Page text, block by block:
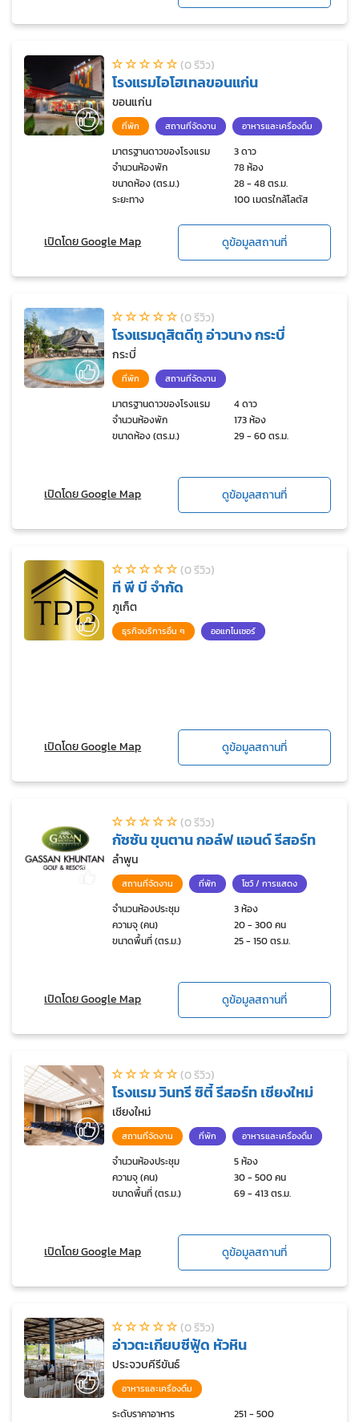
(0 รีวิว)
โรงแรมไอโฮเทลขอนแก่น
ขอนแก่น
ที่พัก สถานที่จัดงาน อาหารและเครื่องดื่ม
มาตรฐานดาวของโรงแรม
3 ดาว
จำนวนห้องพัก
78 ห้อง
ขนาดห้อง (ตร.ม.)
28 - 48 ตร.ม.
ระยะทาง
100 เมตรใกล้โลตัส
เปิดโดย Google Map ดูข้อมูลสถานที่
(0 รีวิว)
โรงแรมดุสิตดีทู อ่าวนาง กระบี่
กระบี่
ที่พัก สถานที่จัดงาน
มาตรฐานดาวของโรงแรม
4 ดาว
จำนวนห้องพัก
173 ห้อง
ขนาดห้อง (ตร.ม.)
29 - 60 ตร.ม.
เปิดโดย Google Map ดูข้อมูลสถานที่
(0 รีวิว)
ที พี บี จำกัด
ภูเก็ต
ธุรกิจบริการอื่น ๆ ออแกไนเซอร์
เปิดโดย Google Map ดูข้อมูลสถานที่
(0 รีวิว)
กัซซัน ขุนตาน กอล์ฟ แอนด์ รีสอร์ท
ลำพูน
สถานที่จัดงาน ที่พัก โชว์ / การแสดง
จำนวนห้องประชุม
3 ห้อง
ความจุ (คน)
20 - 300 คน
ขนาดพื้นที่ (ตร.ม.)
25 - 150 ตร.ม.
เปิดโดย Google Map ดูข้อมูลสถานที่
(0 รีวิว)
โรงแรม วินทรี ซิตี้ รีสอร์ท เชียงใหม่
เชียงใหม่
สถานที่จัดงาน ที่พัก อาหารและเครื่องดื่ม
จำนวนห้องประชุม
5 ห้อง
ความจุ (คน)
30 - 500 คน
ขนาดพื้นที่ (ตร.ม.)
69 - 413 ตร.ม.
เปิดโดย Google Map ดูข้อมูลสถานที่
(0 รีวิว)
อ่าวตะเกียบซีฟู้ด หัวหิน
ประจวบคีรีขันธ์
อาหารและเครื่องดื่ม
ระดับราคาอาหาร
251 - 500